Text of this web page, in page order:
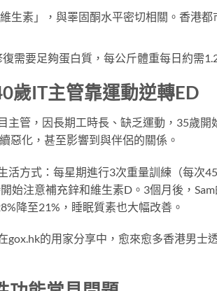
生素」，與睪固酮水平密切相關。香港
需要足夠蛋白質，每公斤體重每日約需
歲IT主管靠運動逆轉ED
主管，因長期工時長、缺乏運動，35歲
惡化，甚至影響到與伴侶的關係。
活方式：每星期進行3次重量訓練（每次
始注意補充鋅和維生素D。3個月後，
降至21%，睡眠質素也大幅改善。
gox.hk的用家分享中，愈來愈多香港男士